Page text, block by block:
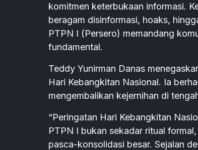
komitmen keterbukaan informasi.
beragam disinformasi, hoaks,
PTPN I (Persero) memandang
fundamental.
Teddy Yunirman Danas
Hari Kebangkitan Nasional. Ia
mengembalikan kejernihan di
“Peringatan Hari Kebangkitan
PTPN I bukan sekadar ritual
pasca-konsolidasi besar. Sejalan